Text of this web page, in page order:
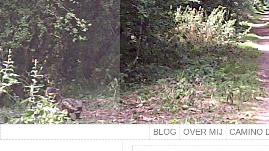
BLOG OVER MIJ CAMINO